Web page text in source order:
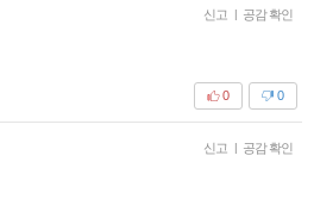
신고 | 공감 확인
0
0
신고 | 공감 확인